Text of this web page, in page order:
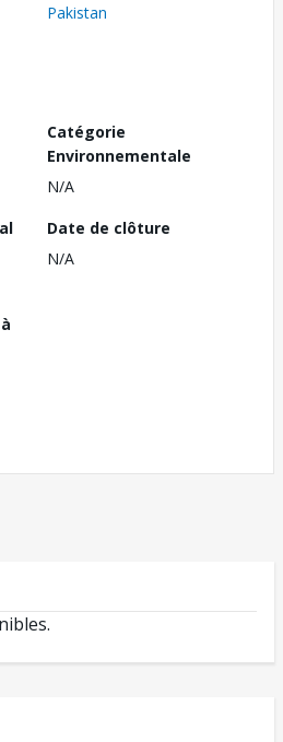
Pakistan
Catégorie
Environnementale
N/A
Date de clôture
N/A